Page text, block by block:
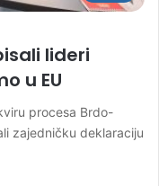
lideri
u EU
procesa Brdo-
zajedničku deklaraciju